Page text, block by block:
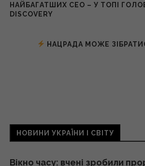
НАЙБАГАТШИХ СЕО – У ТОПІ
DISCOVERY
НАЦРАДА МОЖЕ
НОВИНИ УКРАЇНИ І СВІТУ
Вікно часу: вчені зробили